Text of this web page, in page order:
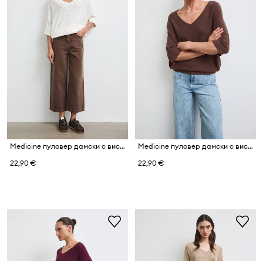
Medicine пуловер дамски с вискоза
22,90 €
Medicine пуловер дамски с вискоза
22,90 €